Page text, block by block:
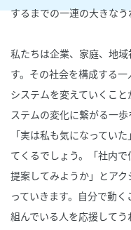
するまでの一連の大きなう
私たちは企業、家庭、地
す。その社会を構成する
システムを変えていくこ
ステムの変化に繋がる一
「実は私も気になってい
てくるでしょう。「社内
提案してみようか」とア
っていきます。自分で動
組んでいる人を応援して